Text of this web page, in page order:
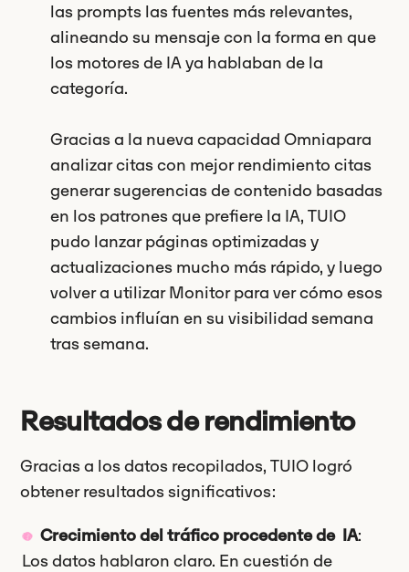
las prompts las fuentes más relevantes,
alineando su mensaje con la forma en que
los motores de IA ya hablaban de la
categoría.
Gracias a la nueva capacidad Omniapara
analizar citas con mejor rendimiento citas
generar sugerencias de contenido basadas
en los patrones que prefiere la IA, TUIO
pudo lanzar páginas optimizadas y
actualizaciones mucho más rápido, y luego
volver a utilizar Monitor para ver cómo esos
cambios influían en su visibilidad semana
tras semana.
Resultados de rendimiento
Gracias a los datos recopilados, TUIO logró
obtener resultados significativos:
Crecimiento del tráfico procedente de IA:
Los datos hablaron claro. En cuestión de